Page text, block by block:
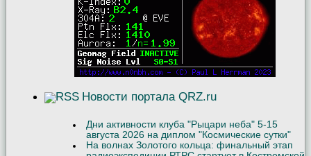
Новости портала QRZ.ru
Дни активности клуба "Рыцари неба" 5-15
августа 2026 на диплом "Космические сутки"
На волнах Золотого кольца: финальный этап